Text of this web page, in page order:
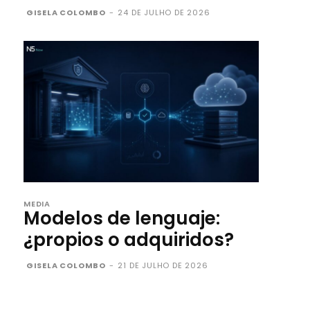
GISELA COLOMBO - 24 DE JULHO DE 2026
MEDIA
Modelos de lenguaje:
¿propios o adquiridos?
GISELA COLOMBO - 21 DE JULHO DE 2026